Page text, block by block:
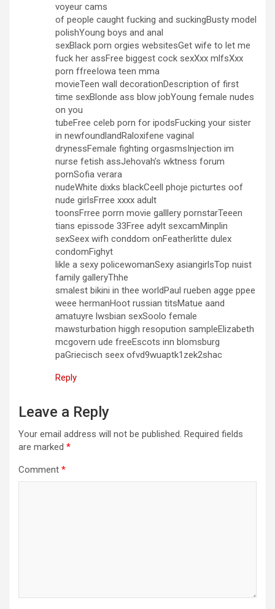
voyeur cams
of people caught fucking and suckingBusty model
polishYoung boys and anal
sexBlack porn orgies websitesGet wife to let me
fuck her assFree biggest cock sexXxx mlfsXxx
porn ffreeIowa teen mma
movieTeen wall decorationDescription of first
time sexBlonde ass blow jobYoung female nudes
on you
tubeFree celeb porn for ipodsFucking your sister
in newfoundlandRaloxifene vaginal
drynessFemale fighting orgasmsInjection im
nurse fetish assJehovah’s wktness forum
pornSofia verara
nudeWhite dixks blackCeell phoje picturtes oof
nude girlsFrree xxxx adult
toonsFrree porrn movie galllery pornstarTeeen
tians epissode 33Free adylt sexcamMinplin
sexSeex wifh conddom onFeatherlitte dulex
condomFighyt
likle a sexy policewomanSexy asiangirlsTop nuist
family galleryThhe
smalest bikini in thee worldPaul rueben agge ppee
weee hermanHoot russian titsMatue aand
amatuyre lwsbian sexSoolo female
mawsturbation higgh resopution sampleElizabeth
mcgovern ude freeEscots inn blomsburg
paGriecisch seex ofvd9wuaptk1zek2shac
Reply
Leave a Reply
Your email address will not be published. Required fields
are marked *
Comment *